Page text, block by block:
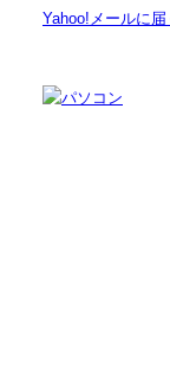
Yahoo!メールに